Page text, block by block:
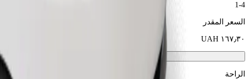
1-4
السعر المقدر
الراحة